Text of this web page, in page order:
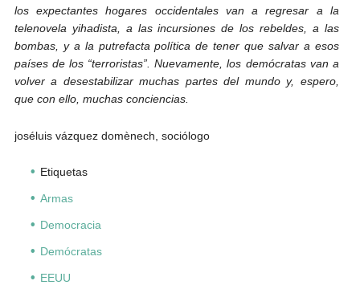
los expectantes hogares occidentales van a regresar a la
telenovela yihadista, a las incursiones de los rebeldes, a las
bombas, y a la putrefacta política de tener que salvar a esos
países de los “terroristas”. Nuevamente, los demócratas van a
volver a desestabilizar muchas partes del mundo y, espero,
que con ello, muchas conciencias.
joséluis vázquez domènech, sociólogo
Etiquetas
Armas
Democracia
Demócratas
EEUU